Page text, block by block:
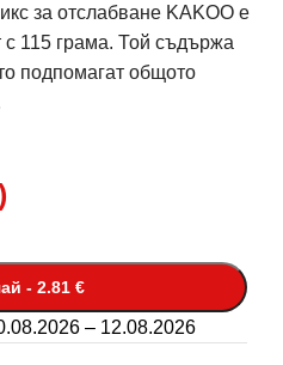
за отслабване KAKOO е
115 грама. Той съдържа
подпомагат общото
- 2.81 €
– 12.08.2026